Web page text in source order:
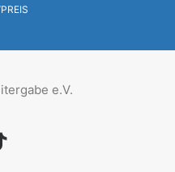
e.V.